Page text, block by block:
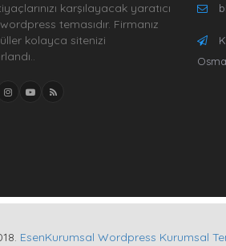
karşılayacak yaratıcı
temasıdır. Firmanız
kolayca sitenizi
EsenKurumsal Wordpress Kurumsal